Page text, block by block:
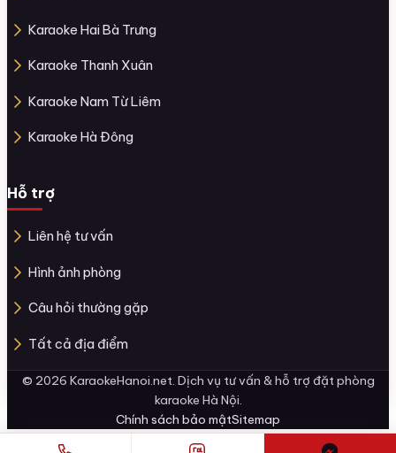
Karaoke Hai Bà Trưng
Karaoke Thanh Xuân
Karaoke Nam Từ Liêm
Karaoke Hà Đông
Hỗ trợ
Liên hệ tư vấn
Hình ảnh phòng
Câu hỏi thường gặp
Tất cả địa điểm
© 2026 KaraokeHanoi.net. Dịch vụ tư vấn & hỗ trợ đặt phòng
karaoke Hà Nội.
Chính sách bảo mậtSitemap